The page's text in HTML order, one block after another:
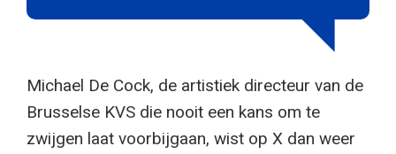
Michael De Cock, de artistiek directeur van de
Brusselse KVS die nooit een kans om te
zwijgen laat voorbijgaan, wist op X dan weer